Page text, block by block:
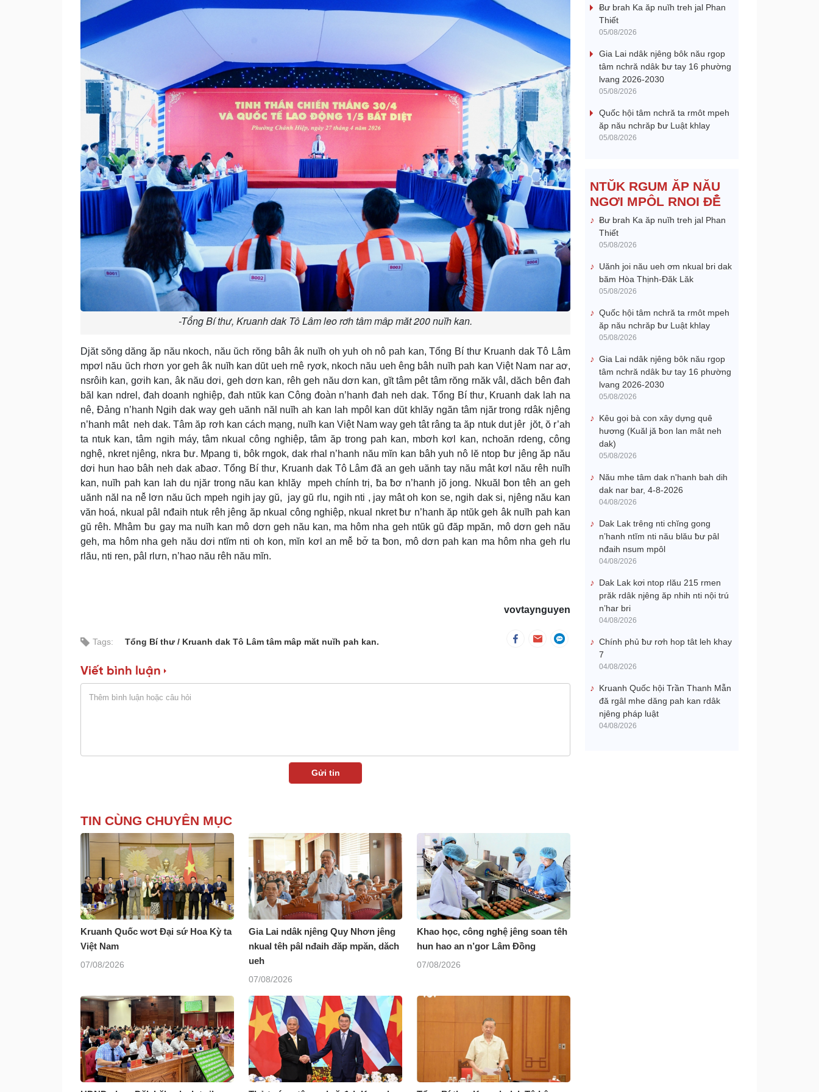
-Tổng Bí thư, Kruanh dak Tô Lâm leo rơh tâm mâp măt 200 nuĭh kan.
Djăt sŏng dăng ăp nău nkoch, nău ŭch rŏng bâh âk nuĭh oh yuh oh nô pah kan, Tổng Bí thư Kruanh dak Tô Lâm
mpơl nău ŭch rhơn yor geh âk nuĭh kan dŭt ueh rnê ryơk, nkoch nău ueh êng bâh nuĭh pah kan Việt Nam nar aơ,
nsrôih kan, gơih kan, âk nău dơi, geh dơn kan, rêh geh nău dơn kan, gĭt tâm pêt tâm rŏng rnăk vâl, dăch bên đah
băl kan ndrel, đah doanh nghiệp, đah ntŭk kan Công đoàn n’hanh đah neh dak. Tổng Bí thư, Kruanh dak lah na
nê, Đảng n’hanh Ngih dak way geh uănh năl nuĭh ah kan lah mpôl kan dŭt khlăy ngăn tâm njăr trong rdâk njêng
n’hanh mât neh dak. Tâm ăp rơh kan cách mạng, nuĭh kan Việt Nam way geh tât râng ta ăp ntuk dut jêr jŏt, ŏ r’ah
ta ntuk kan, tâm ngih máy, tâm nkual công nghiệp, tâm ăp trong pah kan, mbơh kơl kan, nchoăn rdeng, công
nghệ, nkret njêng, nkra ƀư. Mpang ti, bôk rngok, dak rhal n’hanh nău mĭn kan bâh yuh nô lĕ ntop ƀư jêng ăp nău
dơi hun hao bâh neh dak aƀaơ. Tổng Bí thư, Kruanh dak Tô Lâm đă an geh uănh tay nău mât kơl nău rêh nuĭh
kan, nuĭh pah kan lah du njăr trong nău kan khlăy mpeh chính trị, ƀa ƀơ n’hanh jŏ jong. Nkuăl ƀon têh an geh
uănh năl na nê̆ lơn nău ŭch mpeh ngih jay gŭ, jay gŭ rlu, ngih nti , jay mât oh kon se, ngih dak si, njêng nău kan
văn hoá, nkual pâl nđaih ntuk rêh jêng ăp nkual công nghiệp, nkual nkret ƀư n’hanh ăp ntŭk geh âk nuĭh pah kan
gŭ rêh. Mhâm ƀư gay ma nuĭh kan mô dơn geh nău kan, ma hôm nha geh ntŭk gŭ đăp mpăn, mô dơn geh nău
geh, ma hôm nha geh nău dơi ntĭm nti oh kon, mĭn kơl an mê̆ bơ̆ ta ƀon, mô dơn pah kan ma hôm nha geh rlu
rlău, nti ren, pâl rlưn, n’hao nău rêh nău mĭn.
vovtaynguyen
Tags: Tổng Bí thư Kruanh dak Tô Lâm tâm mâp măt nuĭh pah kan.
Viết bình luận
TIN CÙNG CHUYÊN MỤC
Kruanh Quốc wơt Đại sứ Hoa Kỳ ta
Việt Nam
07/08/2026
Gia Lai ndâk njêng Quy Nhơn jêng
nkual têh pâl nđaih đăp mpăn, dăch
ueh
07/08/2026
Khao học, công nghệ jêng soan têh
hun hao an n’gor Lâm Đồng
07/08/2026
Ƀư brah Ka ăp nuĭh treh jal Phan
Thiết
05/08/2026
Gia Lai ndâk njêng bôk nău rgop
tâm nchră ndâk ƀư tay 16 phường
lvang 2026-2030
05/08/2026
Quốc hội tâm nchră ta rmôt mpeh
ăp nău nchrăp ƀư Luật khlay
05/08/2026
NTŬK RGUM ĂP NĂU
NGƠI MPÔL RNOI ĐÊ̆
Ƀư brah Ka ăp nuĭh treh jal Phan
Thiết
05/08/2026
Uănh joi nău ueh ơm nkual bri dak
băm Hòa Thịnh-Đăk Lăk
05/08/2026
Quốc hội tâm nchră ta rmôt mpeh
ăp nău nchrăp ƀư Luật khlay
05/08/2026
Gia Lai ndâk njêng bôk nău rgop
tâm nchră ndâk ƀư tay 16 phường
lvang 2026-2030
05/08/2026
Kêu gọi bà con xây dựng quê
hương (Kuăl jă ƀon lan mât neh
dak)
05/08/2026
Nău mhe tâm dak n'hanh bah dih
dak nar bar, 4-8-2026
04/08/2026
Dak Lak trêng nti chĭng gong
n’hanh ntĭm nti nău blău ƀư pâl
nđaih nsum mpôl
04/08/2026
Dak Lak kơi ntop rlău 215 rmen
prăk rdâk njêng ăp nhih nti nội trú
n’har bri
04/08/2026
Chính phủ ƀư rơh hop tât leh khay
7
04/08/2026
Kruanh Quốc hội Trần Thanh Mẫn
đă rgâl mhe dăng pah kan rdâk
njêng pháp luật
04/08/2026